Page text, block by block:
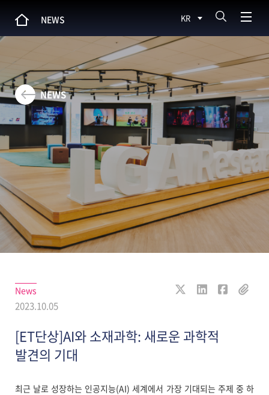
NEWS KR
NEWS
News
2023.10.05
[ET단상]AI와 소재과학: 새로운 과학적
발견의 기대
최근 날로 성장하는 인공지능(AI) 세계에서 가장 기대되는 주제 중 하